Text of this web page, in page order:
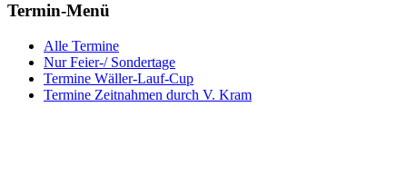
Termin-Menü
Alle Termine
Nur Feier-/ Sondertage
Termine Wäller-Lauf-Cup
Termine Zeitnahmen durch V. Kram